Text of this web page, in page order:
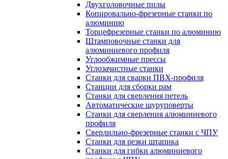
Двухголовочные пилы
Копировально-фрезерные станки по
алюминию
Торцефрезерные станки по алюминию
Штамповочные станки для
алюминиевого профиля
Углообжимные прессы
Углозачистные станки
Станки для сварки ПВХ-профиля
Станции для сборки рам
Станки для сверления петель
Автоматические шуруповерты
Станки для сверления алюминиевого
профиля
Сверлильно-фрезерные станки с ЧПУ
Станки для резки штапика
Станки для гибки алюминиевого